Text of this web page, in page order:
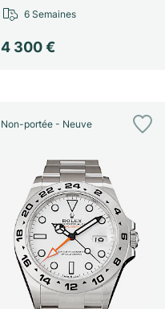
4 300 €
6 Semaines
Non-portée - Neuve